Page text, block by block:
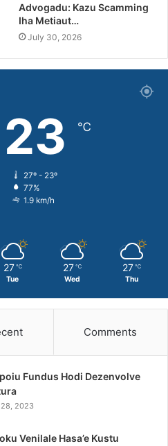
Advogadu: Kazu Scamming
Iha Metiaut…
July 30, 2026
23 ℃
27º - 23º
77%
1.9 km/h
27 ℃
Tue
27 ℃
Wed
27 ℃
Thu
Comments
Fundus Hodi Dezenvolve
28, 2023
Venilale Hasa’e Kustu